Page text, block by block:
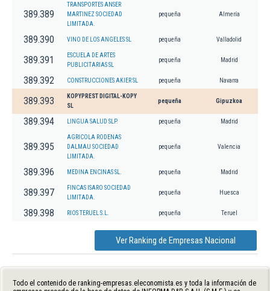
389.389
TRANSPORTES ANSER
MARTINEZ SOCIEDAD
LIMITADA.
pequeña Almería
389.390 VINO DE LOS ANGELES SL pequeña Valladolid
389.391
ESCUELA DE ARTES
PUBLICITARIAS SL
pequeña Madrid
389.392 CONSTRUCCIONES AKIER SL pequeña Navarra
389.393
KOPYPREST DIGITAL-KOPY
SL
pequeña Gipuzkoa
389.394 LINGUA SALUD SLP. pequeña Madrid
389.395
AGRICOLA RODENAS
DALMAU SOCIEDAD
LIMITADA.
pequeña Valencia
389.396 MEDINA ENCINAS SL. pequeña Madrid
389.397
FINCAS ISARO SOCIEDAD
LIMITADA.
pequeña Huesca
389.398 RIOS TERUEL S.L. pequeña Teruel
Ver Ranking de Empresas Nacional
Todo el contenido de ranking-empresas.eleconomista.es y toda la información de